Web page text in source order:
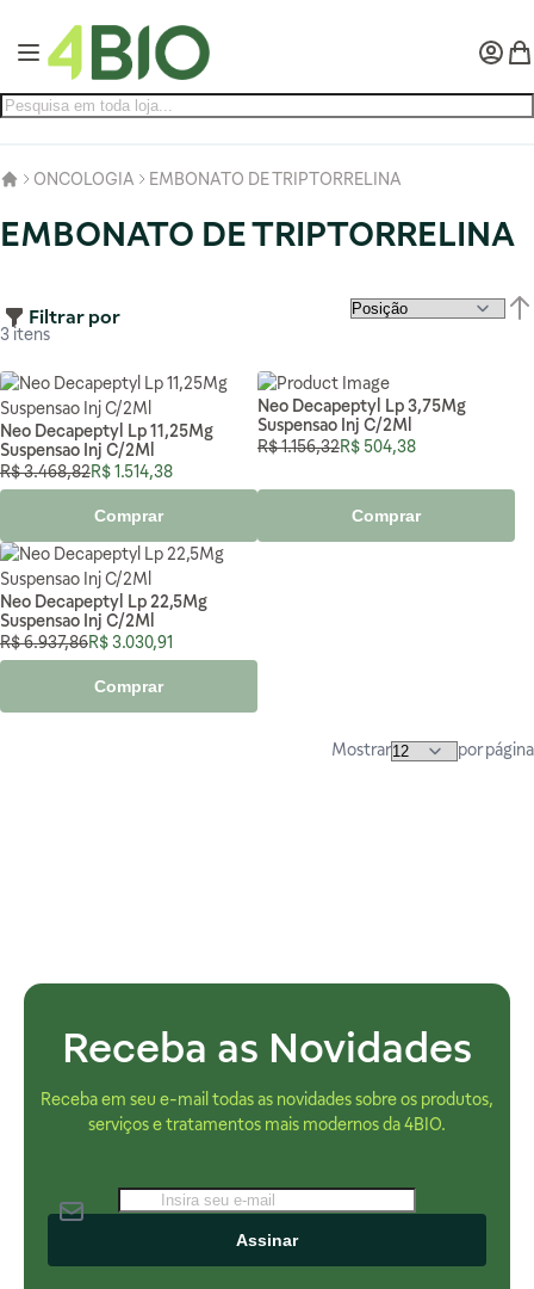
Alternar Nav
Minha
ONCOLOGIA EMBONATO DE TRIPTORRELINA
EMBONATO DE TRIPTORRELINA
Filtrar por
3 itens
Neo Decapeptyl Lp 11,25Mg
Suspensao Inj C/2Ml
Preço Especial
R$ 1.514,38
Preço Normal
R$ 3.468,82
Comprar
Neo Decapeptyl Lp 3,75Mg
Suspensao Inj C/2Ml
Preço Especial
R$ 504,38
Preço Normal
R$ 1.156,32
Comprar
Neo Decapeptyl Lp 22,5Mg
Suspensao Inj C/2Ml
Preço Especial
R$ 3.030,91
Preço Normal
R$ 6.937,86
Comprar
Mostrar por página
Receba as Novidades
Receba em seu e-mail todas as novidades sobre os produtos,
serviços e tratamentos mais modernos da 4BIO.
Assinar